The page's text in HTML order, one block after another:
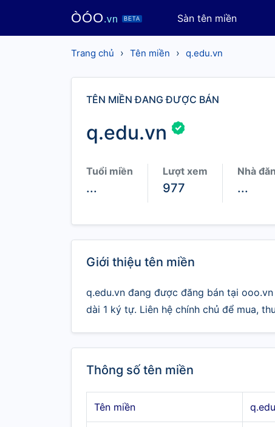
ÒÓO.vn BETA Sàn tên miền
Trang chủ › Tên miền › q.edu.vn
TÊN MIỀN ĐANG ĐƯỢC BÁN
q.edu.vn
Tuổi miền
...
Lượt xem
977
Nhà
...
Giới thiệu tên miền
q.edu.vn đang được đăng bán tại
dài 1 ký tự. Liên hệ chính chủ để mua,
Thông số tên miền
Tên miền